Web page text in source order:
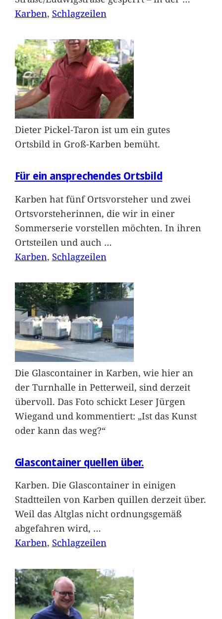
Karben, Schlagzeilen
Dieter Pickel-Taron ist um ein gutes
Ortsbild in Groß-Karben bemüht.
Für ein ansprechendes Ortsbild
Karben hat fünf Ortsvorsteher und zwei
Ortsvorsteherinnen, die wir in einer
Sommerserie vorstellen möchten. In ihren
Ortsteilen und auch …
Karben, Schlagzeilen
Die Glascontainer in Karben, wie hier an
der Turnhalle in Petterweil, sind derzeit
übervoll. Das Foto schickt Leser Jürgen
Wiegand und kommentiert: „Ist das Kunst
oder kann das weg?“
Glascontainer quellen über.
Karben. Die Glascontainer in einigen
Stadtteilen von Karben quillen derzeit über.
Weil das Altglas nicht ordnungsgemäß
abgefahren wird, …
Karben, Schlagzeilen